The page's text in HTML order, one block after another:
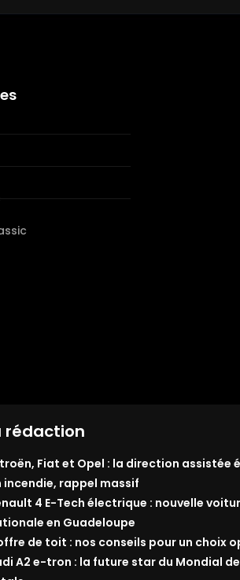
rédaction
Fiat et Opel : la direction assistée
incendie, rappel massif
4 E-Tech électrique : nouvelle
en Guadeloupe
de toit : nos conseils pour un choix
A2 e-tron : la future star du Mondial